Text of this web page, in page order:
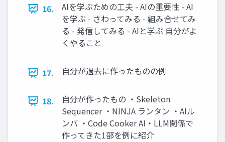
16.
AIを学ぶための工夫 - AIの重要性 - AI
を学ぶ - さわってみる - 組み合せてみ
る - 発信してみる - AIと学ぶ 自分がよ
くやること
17. 自分が過去に作ったものの例
18.
自分が作ったもの ・Skeleton
Sequencer ・NINJA ランタン ・AIル
ンバ ・Code Cooker AI・LLM関係で
作ってきた1部を例に紹介